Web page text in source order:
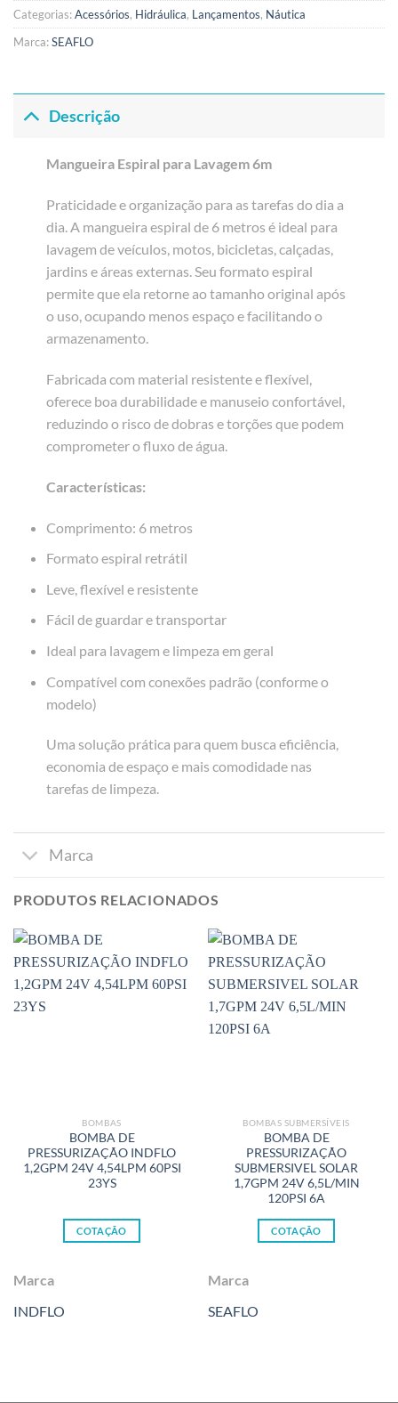
Categorias:Acessórios, Hidráulica, Lançamentos, Náutica
Marca:SEAFLO
Descrição
Mangueira Espiral para Lavagem 6m
Praticidade e organização para as tarefas do dia a
dia. A mangueira espiral de 6 metros é ideal para
lavagem de veículos, motos, bicicletas, calçadas,
jardins e áreas externas. Seu formato espiral
permite que ela retorne ao tamanho original após
o uso, ocupando menos espaço e facilitando o
armazenamento.
Fabricada com material resistente e flexível,
oferece boa durabilidade e manuseio confortável,
reduzindo o risco de dobras e torções que podem
comprometer o fluxo de água.
Características:
Comprimento: 6 metros
Formato espiral retrátil
Leve, flexível e resistente
Fácil de guardar e transportar
Ideal para lavagem e limpeza em geral
Compatível com conexões padrão (conforme o
modelo)
Uma solução prática para quem busca eficiência,
economia de espaço e mais comodidade nas
tarefas de limpeza.
Marca
PRODUTOS RELACIONADOS
BOMBAS
BOMBA DE
PRESSURIZAÇÃO INDFLO
1,2GPM 24V 4,54LPM 60PSI
23YS
COTAÇÃO
Marca
INDFLO
BOMBAS SUBMERSÍVEIS
BOMBA DE
PRESSURIZAÇÃO
SUBMERSIVEL SOLAR
1,7GPM 24V 6,5L/MIN
120PSI 6A
COTAÇÃO
Marca
SEAFLO